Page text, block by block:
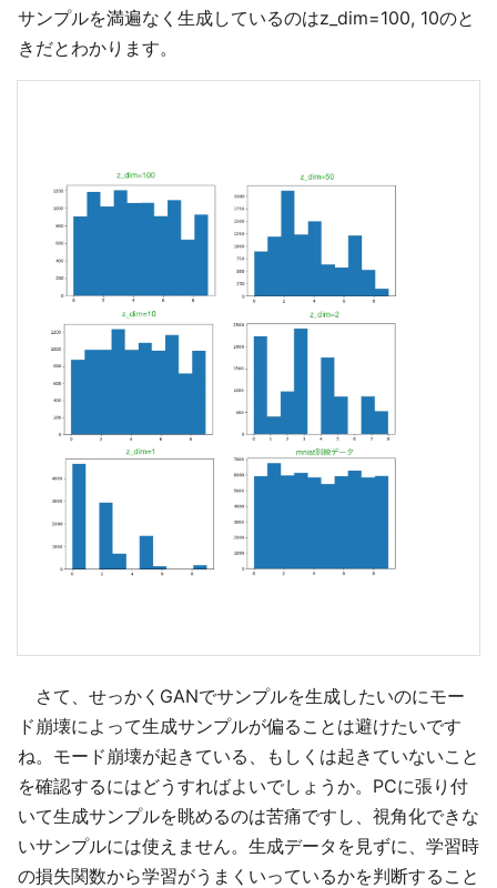
サンプルを満遍なく生成しているのはz_dim=100, 10のと
きだとわかります。
さて、せっかくGANでサンプルを生成したいのにモー
ド崩壊によって生成サンプルが偏ることは避けたいです
ね。モード崩壊が起きている、もしくは起きていないこと
を確認するにはどうすればよいでしょうか。PCに張り付
いて生成サンプルを眺めるのは苦痛ですし、視角化できな
いサンプルには使えません。生成データを見ずに、学習時
の損失関数から学習がうまくいっているかを判断すること